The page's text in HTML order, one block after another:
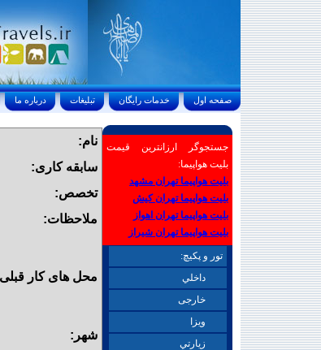
درباره ما تبليغات خدمات رايگان صفحه اول
نام:
سابقه کاری:
تخصص:
ملاحظات:
محل های کار قبلی
شهر:
جستجوگر ارزانترین قیمت
بلیت هواپیما:
بلیت هواپیما تهران مشهد
بلیت هواپیما تهران کیش
بلیت هواپیما تهران اهواز
بلیت هواپیما تهران شیراز
تور و پکیچ:
داخلي
خارجی
ويزا
زيارتي